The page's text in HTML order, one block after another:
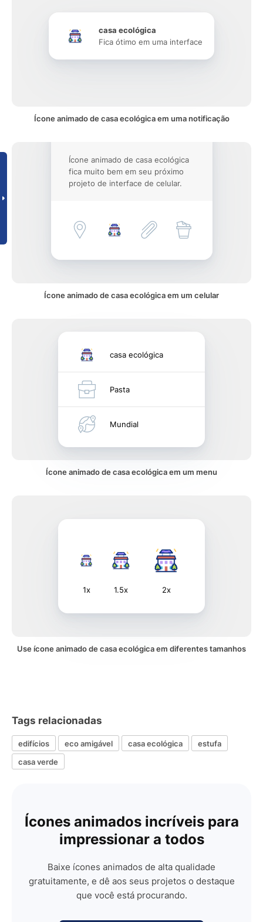
casa ecológica
Fica ótimo em uma interface
Ícone animado de casa ecológica em uma notificação
Ícone animado de casa ecológica
fica muito bem em seu próximo
projeto de interface de celular.
Ícone animado de casa ecológica em um celular
casa ecológica
Pasta
Mundial
Ícone animado de casa ecológica em um menu
1x 1.5x 2x
Use ícone animado de casa ecológica em diferentes tamanhos
Tags relacionadas
edifícios eco amigável casa ecológica
estufa
casa verde
Ícones animados incríveis para
impressionar a todos
Baixe ícones animados de alta qualidade
gratuitamente, e dê aos seus projetos o destaque
que você está procurando.